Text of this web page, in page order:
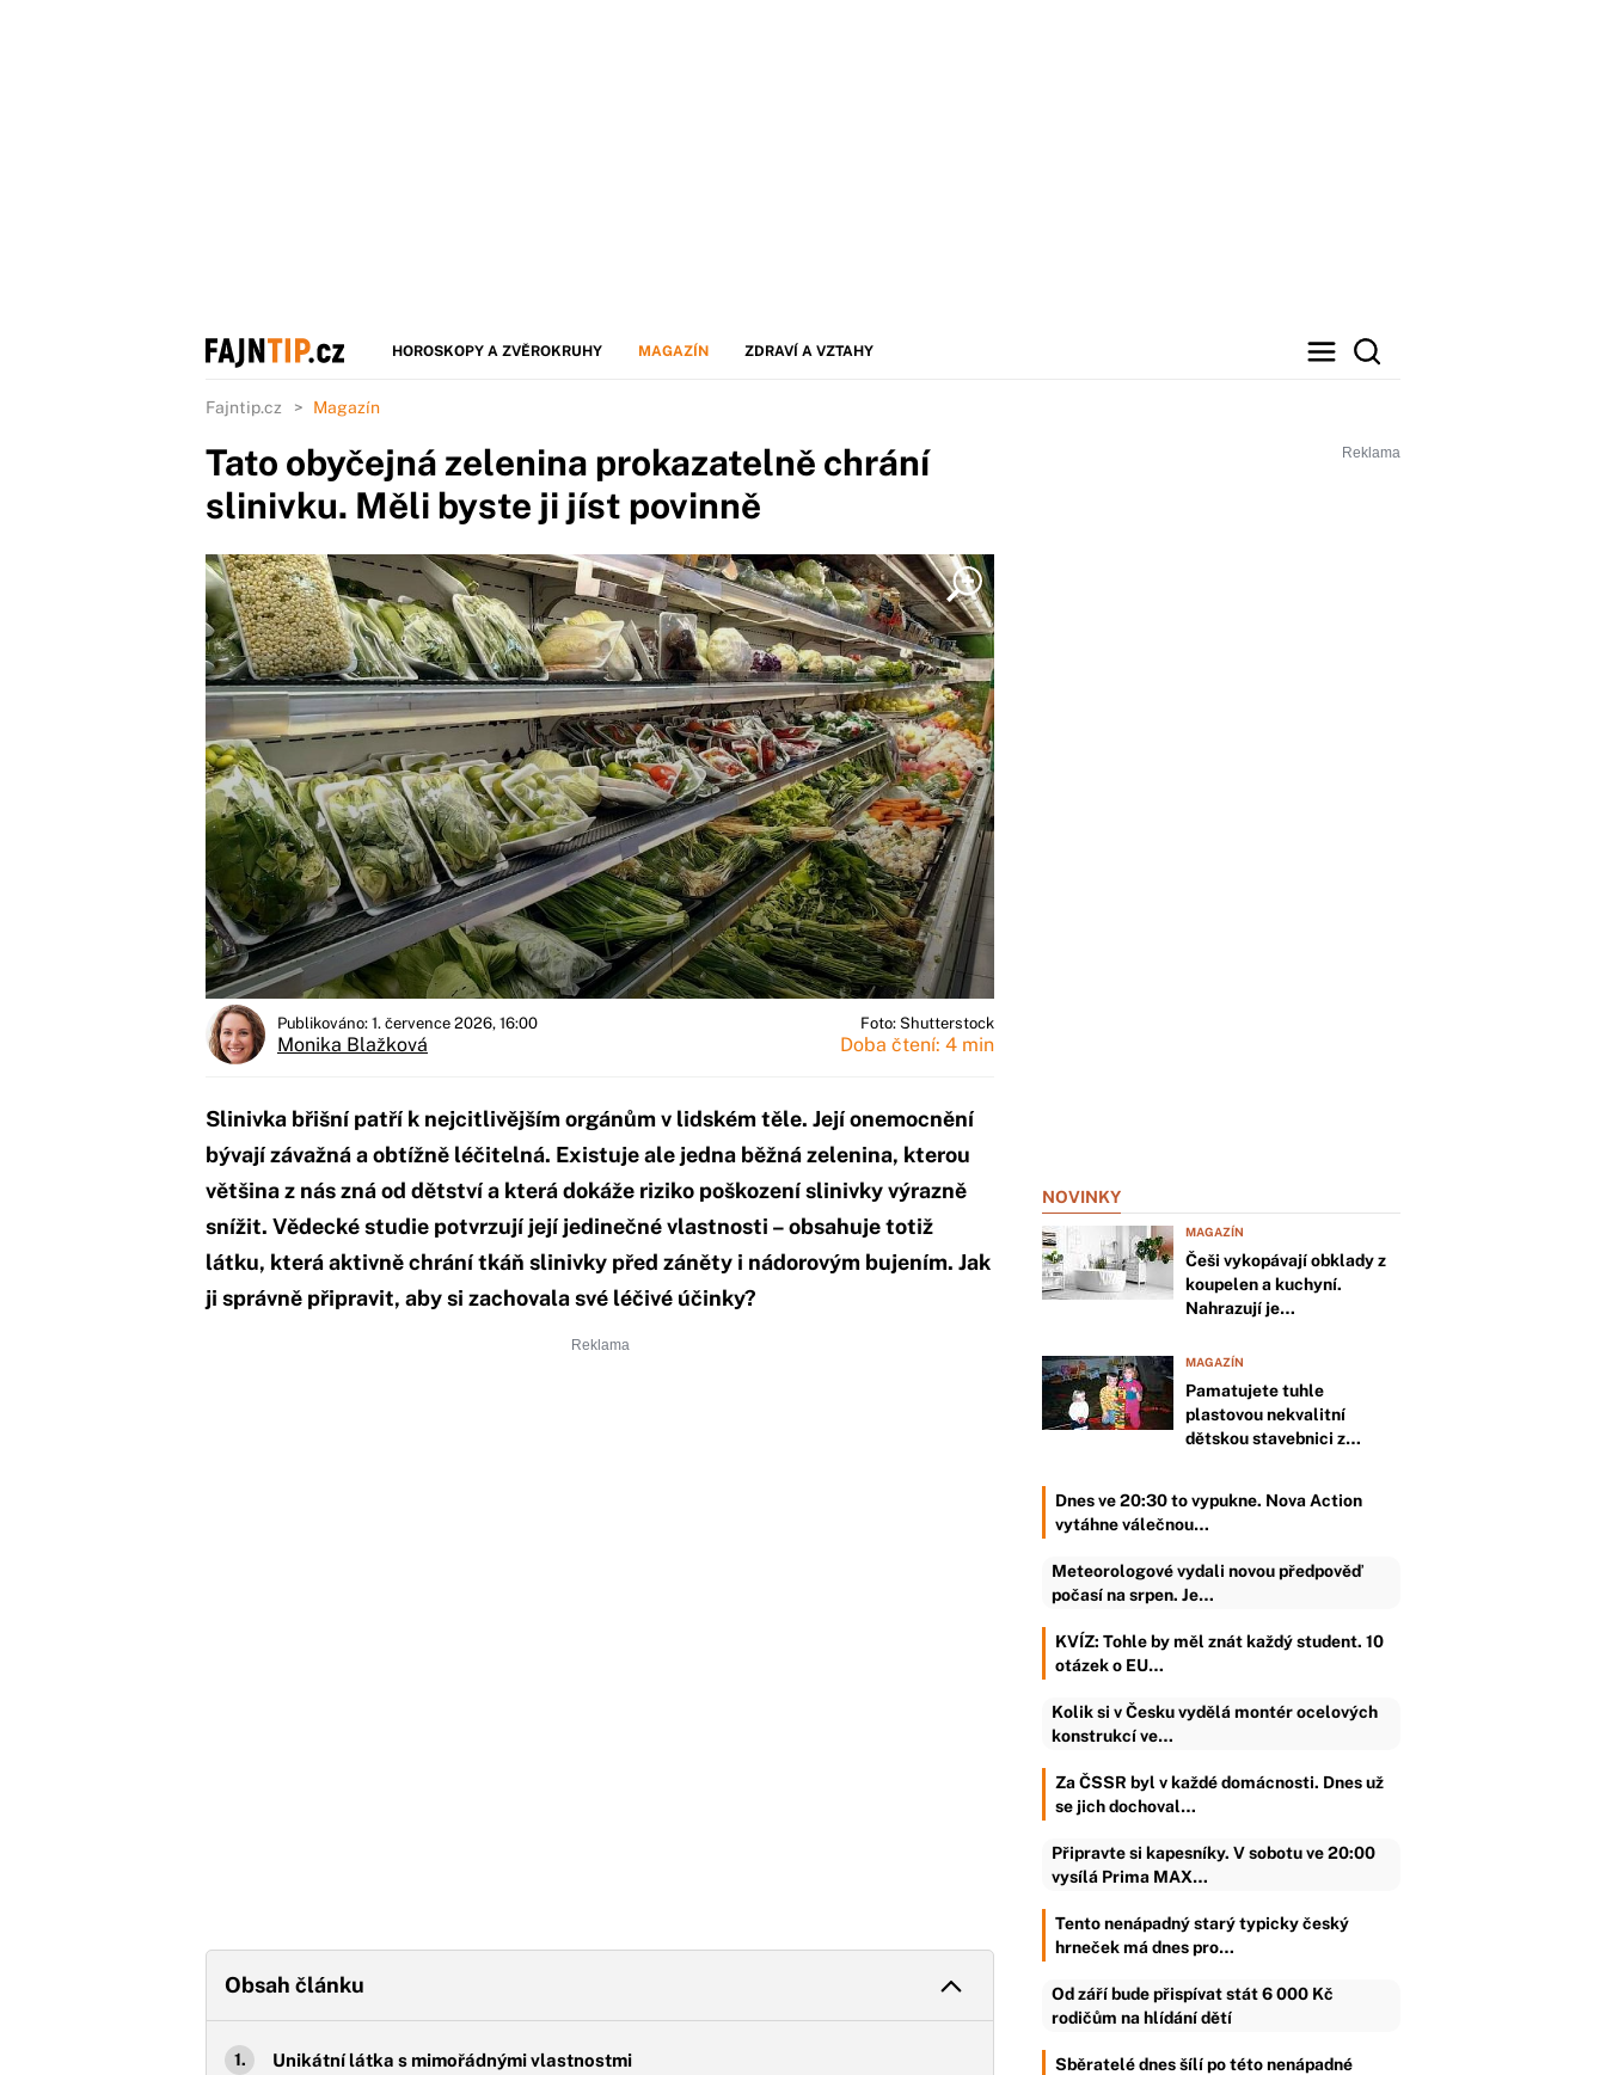
HOROSKOPY A ZVĚROKRUHY MAGAZÍN ZDRAVÍ A VZTAHY
Fajntip.cz Magazín
Tato obyčejná zelenina prokazatelně chrání
slinivku. Měli byste ji jíst povinně
Publikováno: 1. července 2026, 16:00
Monika Blažková
Foto: Shutterstock
Doba čtení: 4 min
Slinivka břišní patří k nejcitlivějším orgánům v lidském těle. Její onemocnění
bývají závažná a obtížně léčitelná. Existuje ale jedna běžná zelenina, kterou
většina z nás zná od dětství a která dokáže riziko poškození slinivky výrazně
snížit. Vědecké studie potvrzují její jedinečné vlastnosti – obsahuje totiž
látku, která aktivně chrání tkáň slinivky před záněty i nádorovým bujením. Jak
ji správně připravit, aby si zachovala své léčivé účinky?
Obsah článku
Unikátní látka s mimořádnými vlastnostmi
NOVINKY
MAGAZÍN
Češi vykopávají obklady z
koupelen a kuchyní.
Nahrazují je…
MAGAZÍN
Pamatujete tuhle
plastovou nekvalitní
dětskou stavebnici z…
Dnes ve 20:30 to vypukne. Nova Action
vytáhne válečnou…
Meteorologové vydali novou předpověď
počasí na srpen. Je…
KVÍZ: Tohle by měl znát každý student. 10
otázek o EU…
Kolik si v Česku vydělá montér ocelových
konstrukcí ve…
Za ČSSR byl v každé domácnosti. Dnes už
se jich dochoval…
Připravte si kapesníky. V sobotu ve 20:00
vysílá Prima MAX…
Tento nenápadný starý typicky český
hrneček má dnes pro…
Od září bude přispívat stát 6 000 Kč
rodičům na hlídání dětí
Sběratelé dnes šílí po této nenápadné